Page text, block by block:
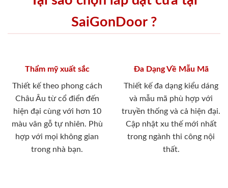
SaiGonDoor ?
Thẩm mỹ xuất sắc
Thiết kế theo phong cách
Châu Âu từ cổ điển đến
hiện đại cùng với hơn 10
màu vân gỗ tự nhiên. Phù
hợp với mọi không gian
trong nhà bạn.
Đa Dạng Về Mẫu Mã
Thiết kế đa dạng kiểu dáng
và mẫu mã phù hợp với
truyền thống và cả hiện đại.
Cập nhật xu thế mới nhất
trong ngành thi công nội
thất.